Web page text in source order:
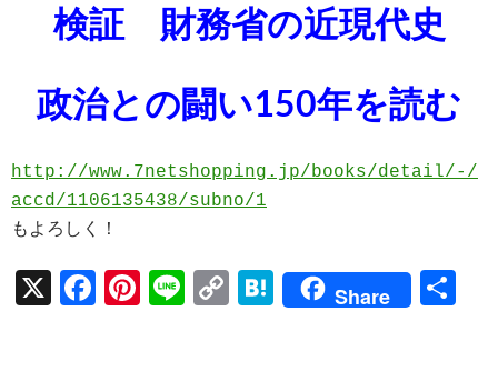
検証 財務省の近現代史
政治との闘い150年を読む
http://www.7netshopping.jp/books/detail/-/
accd/1106135438/subno/1
もよろしく！
X
F
Pi Li
C
H
Share